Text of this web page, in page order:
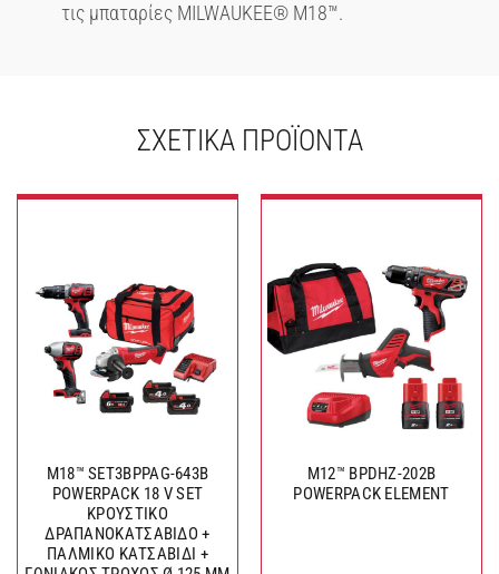
τις μπαταρίες MILWAUKEE® M18™.
ΣΧΕΤΙΚΆ ΠΡΟΪΌΝΤΑ
M18™ SET3BPPAG-643B
POWERPACK 18 V SET
ΚΡΟΥΣΤΙΚΟ
ΔΡΑΠΑΝΟΚΑΤΣΑΒΙΔΟ +
ΠΑΛΜΙΚΟ ΚΑΤΣΑΒΙΔΙ +
M12™ BPDHZ-202B
POWERPACK ELEMENT